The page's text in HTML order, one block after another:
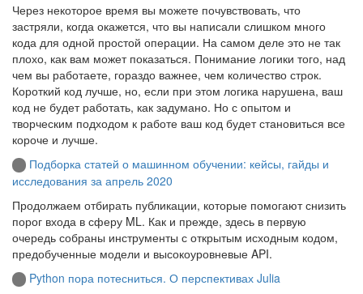
Через некоторое время вы можете почувствовать, что
застряли, когда окажется, что вы написали слишком много
кода для одной простой операции. На самом деле это не так
плохо, как вам может показаться. Понимание логики того, над
чем вы работаете, гораздо важнее, чем количество строк.
Короткий код лучше, но, если при этом логика нарушена, ваш
код не будет работать, как задумано. Но с опытом и
творческим подходом к работе ваш код будет становиться все
короче и лучше.
Подборка статей о машинном обучении: кейсы, гайды и
исследования за апрель 2020
Продолжаем отбирать публикации, которые помогают снизить
порог входа в сферу ML. Как и прежде, здесь в первую
очередь собраны инструменты с открытым исходным кодом,
предобученные модели и высокоуровневые API.
Python пора потесниться. О перспективах Julia